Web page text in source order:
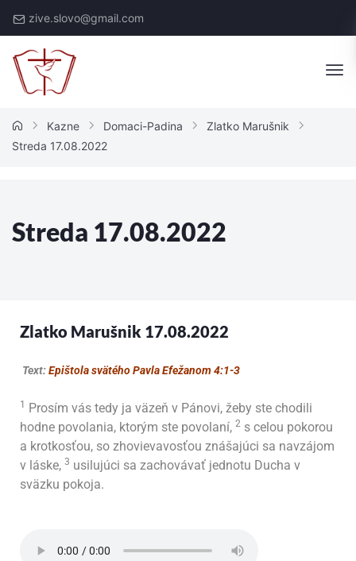
zive.slovo@gmail.com
Kazne Domaci-Padina
Zlatko Marušnik
Streda 17.08.2022
Streda 17.08.2022
Zlatko Marušnik 17.08.2022
Text:Epištola svätého Pavla Efežanom 4:1-3
1
Prosím vás tedy ja väzeň v Pánovi, žeby ste chodili
hodne povolania, ktorým ste povolaní, 2 s celou pokorou
a krotkosťou, so zhovievavosťou znášajúci sa navzájom
v láske, 3 usilujúci sa zachovávať jednotu Ducha v
sväzku pokoja.